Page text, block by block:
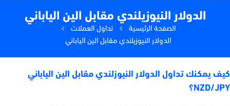
الدولار النيوزيلندي مقابل الين الياباني
الصفحة الرئيسية
تداول العملات
الدولار النيوزيلندي مقابل الين الياباني
كيف يمكنك تداول الدولار النيوزلندي مقابل الين الياباني
NZD/JPY؟